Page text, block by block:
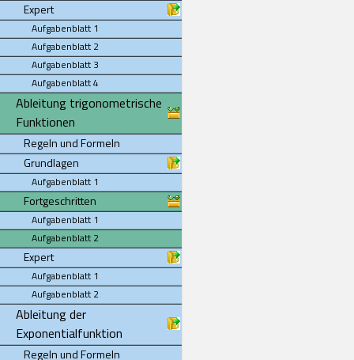
Expert
Aufgabenblatt 1
Aufgabenblatt 2
Aufgabenblatt 3
Aufgabenblatt 4
Ableitung trigonometrische
Funktionen
Regeln und Formeln
Grundlagen
Aufgabenblatt 1
Fortgeschritten
Aufgabenblatt 1
Aufgabenblatt 2
Expert
Aufgabenblatt 1
Aufgabenblatt 2
Ableitung der
Exponentialfunktion
Regeln und Formeln